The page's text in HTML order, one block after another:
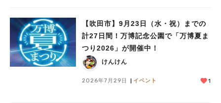
【吹田市】9月23日（水・祝）までの
計27日間！万博記念公園で「万博夏ま
つり2026」が開催中！
けんけん
2026年7月29日 イベント 1